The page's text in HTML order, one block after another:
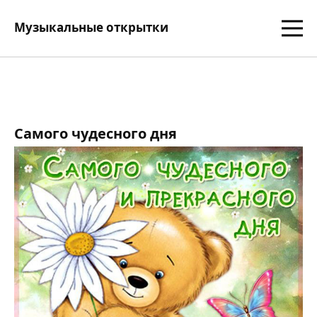
Музыкальные открытки
Самого чудесного дня